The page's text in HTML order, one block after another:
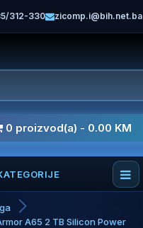
312-330 zicomp.i@bih.net.ba
0 proizvod(a) - 0.00 KM
A65 2 TB Silicon Power